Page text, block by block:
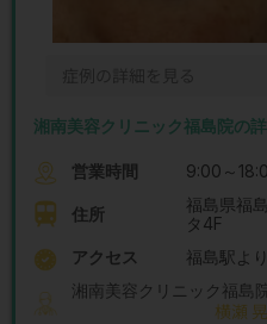
湘南美容クリニック福島院の
営業時間 9:00～
住所
福島県福
タ4F
アクセス
福島駅よ
湘南美容クリニック福島
横瀬